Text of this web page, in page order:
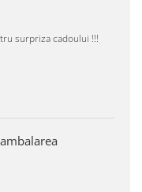
surpriza cadoului !!!